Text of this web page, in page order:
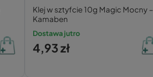
Klej w sztyfcie 10g Magic Mocny –
Kamaben
Dostawa jutro
4,93 zł